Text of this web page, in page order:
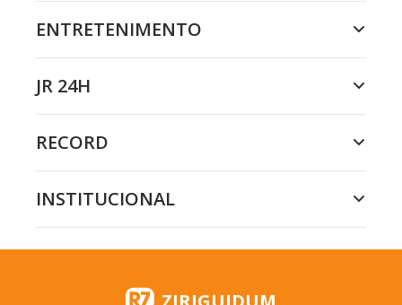
ENTRETENIMENTO
JR 24H
RECORD
INSTITUCIONAL